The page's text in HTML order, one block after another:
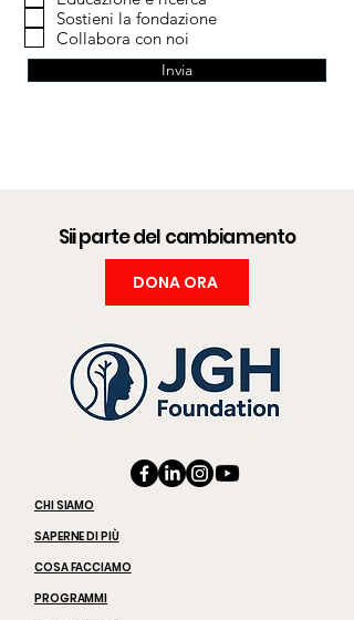
Sostieni la fondazione
Collabora con noi
Invia
Sii parte del cambiamento
DONA ORA
CHI SIAMO
SAPERNE DI PIÙ
COSA FACCIAMO
PROGRAMMI